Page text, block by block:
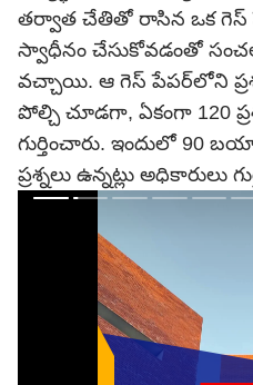
తర్వాత చేతితో రాసిన ఒక గెస్‌
స్వాధీనం చేసుకోవడంతో
వచ్చాయి. ఆ గెస్‌ పేపర్‌లోని
పోల్చి చూడగా, ఏకంగా 120
గుర్తించారు. ఇందులో 90
ప్రశ్నలు ఉన్నట్లు అధికారులు